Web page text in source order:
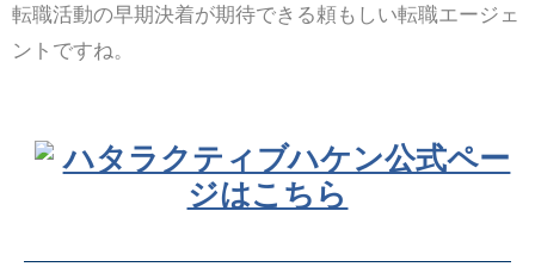
転職活動の早期決着が期待できる頼もしい転職エージェ
ントですね。
ハタラクティブハケン公式ペー
ジはこちら